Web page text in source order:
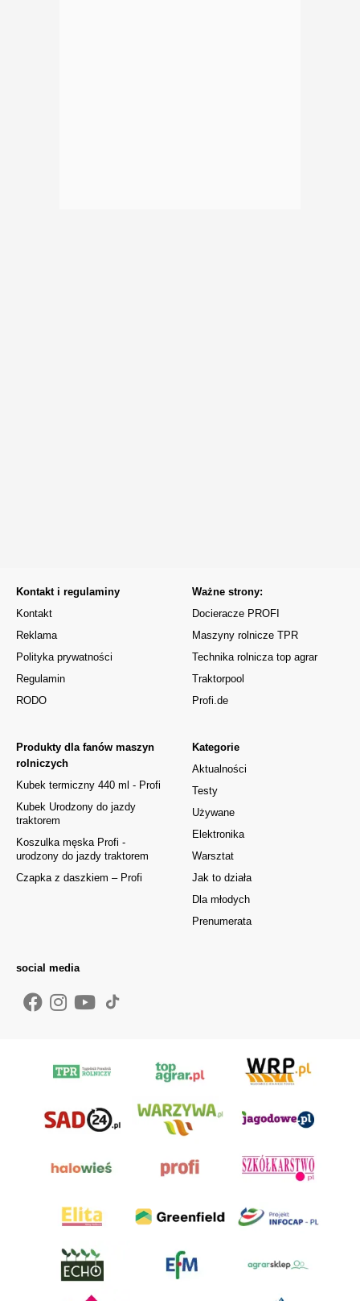
Kontakt i regulaminy
Kontakt
Reklama
Polityka prywatności
Regulamin
RODO
Kategorie
Aktualności
Testy
Używane
Elektronika
Warsztat
Jak to działa
Dla młodych
Prenumerata
Produkty dla fanów maszyn
rolniczych
Kubek termiczny 440 ml - Profi
Kubek Urodzony do jazdy
traktorem
Koszulka męska Profi -
urodzony do jazdy traktorem
Czapka z daszkiem – Profi
Ważne strony:
Docieracze PROFI
Maszyny rolnicze TPR
Technika rolnicza top agrar
Traktorpool
Profi.de
social media